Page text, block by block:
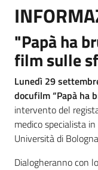
"Papà ha
film sulle
Lunedì 29
docufilm “Papà ha
intervento del
medico specialista
Università di
Dialogheranno con